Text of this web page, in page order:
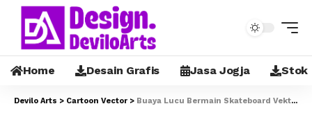
Home Desain Grafis Jasa Jogja Stok
Devilo Arts > Cartoon Vector > Buaya Lucu Bermain Skateboard Vektor Kartun Ilustrasi